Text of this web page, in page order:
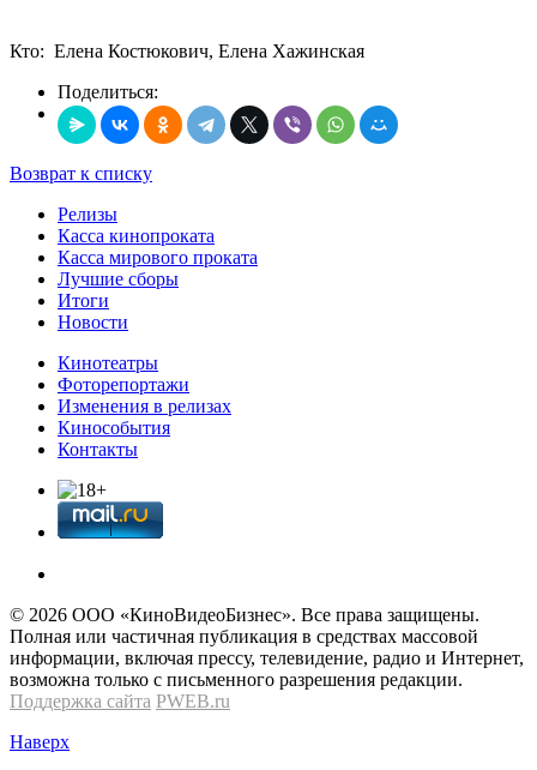
Кто: Елена Костюкович, Елена Хажинская
Поделиться:
Возврат к списку
Релизы
Касса кинопроката
Касса мирового проката
Лучшие сборы
Итоги
Новости
Кинотеатры
Фоторепортажи
Изменения в релизах
Кинособытия
Контакты
© 2026 OOО «КиноВидеоБизнес». Все права защищены.
Полная или частичная публикация в средствах массовой
информации, включая прессу, телевидение, радио и Интернет,
возможна только с письменного разрешения редакции.
Поддержка сайта PWEB.ru
Наверх